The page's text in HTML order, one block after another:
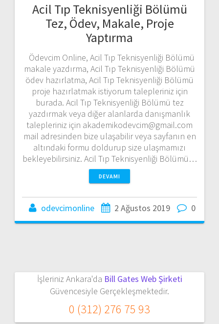
Acil Tıp Teknisyenliği Bölümü
Tez, Ödev, Makale, Proje
Yaptırma
Ödevcim Online, Acil Tıp Teknisyenliği Bölümü
makale yazdırma, Acil Tıp Teknisyenliği Bölümü
ödev hazırlatma, Acil Tıp Teknisyenliği Bölümü
proje hazırlatmak istiyorum talepleriniz için
burada. Acil Tıp Teknisyenliği Bölümü tez
yazdırmak veya diğer alanlarda danışmanlık
talepleriniz için akademikodevcim@gmail.com
mail adresinden bize ulaşabilir veya sayfanın en
altındaki formu doldurup size ulaşmamızı
bekleyebilirsiniz. Acil Tıp Teknisyenliği Bölümü…
DEVAMI
odevcimonline 2 Ağustos 2019 0
İşleriniz Ankara'da Bill Gates Web Şirketi
Güvencesiyle Gerçekleşmektedir.
0 (312) 276 75 93